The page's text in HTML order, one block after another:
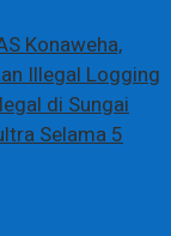
Konaweha,
Illegal Logging
di Sungai
Selama 5